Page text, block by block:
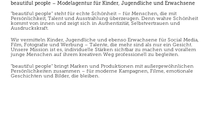
beautiful people – Modelagentur für Kinder, Jugendliche und Erwachsene
"beautiful people" steht für echte Schönheit – für Menschen, die mit
Persönlichkeit, Talent und Ausstrahlung überzeugen. Denn wahre Schönheit
kommt von innen und zeigt sich in Authentizität, Selbstvertrauen und
Ausdruckskraft.
Wir vermitteln Kinder, Jugendliche und ebenso Erwachsene für Social Media,
Film, Fotografie und Werbung – Talente, die mehr sind als nur ein Gesicht.
Unsere Mission ist es, individuelle Stärken sichtbar zu machen und vorallem
junge Menschen auf ihrem kreativen Weg professionell zu begleiten.
"beautiful people" bringt Marken und Produktionen mit außergewöhnlichen
Persönlichkeiten zusammen – für moderne Kampagnen, Filme, emotionale
Geschichten und Bilder, die bleiben.